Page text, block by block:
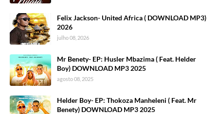
Felix Jackson- United Africa ( DOWNLOAD MP3)
2026
julho 08, 2026
Mr Benety- EP: Husler Mbazima ( Feat. Helder
Boy) DOWNLOAD MP3 2025
agosto 08, 2025
Helder Boy- EP: Thokoza Manheleni ( Feat. Mr
Benety) DOWNLOAD MP3 2025